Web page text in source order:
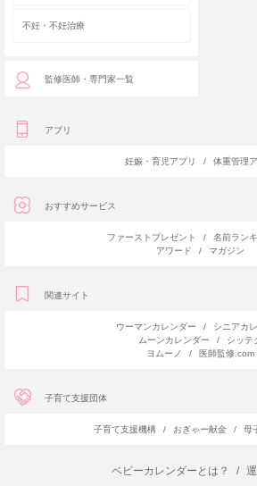
不妊・不妊治療
監修医師・専門家一覧
アプリ
妊娠・育児アプリ / 体重管理
おすすめサービス
ファーストプレゼント /
名前ラン
アワード
/ マガジン
関連サイト
ウーマンカレンダー /
シニアカ
ムーンカレンダー
/
シッテ
ヨムーノ
/ 医師監修.com
子育て支援団体
子育て支援機構 / おぎゃー献金 / 母
ベビーカレンダーとは？ /